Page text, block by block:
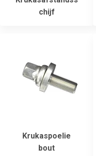
chijf
Krukaspoelie
bout